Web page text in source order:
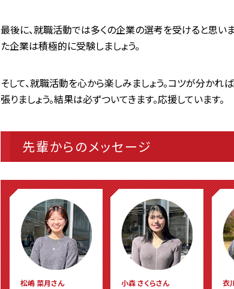
最後に、就職活動では多くの企業の選考を受けると思い
た企業は積極的に受験しましょう。
そして、就職活動を心から楽しみましょう。コツが分かれ
張りましょう。結果は必ずついてきます。応援しています。
先輩からのメッセージ
松嶋 菜月さん
小森 さくらさん
衣